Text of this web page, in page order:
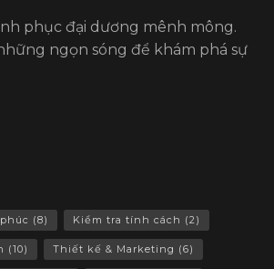
phục đại dương mênh mông.
ngọn sóng để khám phá sự
(8) Kiểm tra tính cách (2)
(10) Thiết kế & Marketing (6)